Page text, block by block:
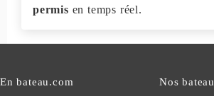
permis en temps réel.
En bateau.com Nos